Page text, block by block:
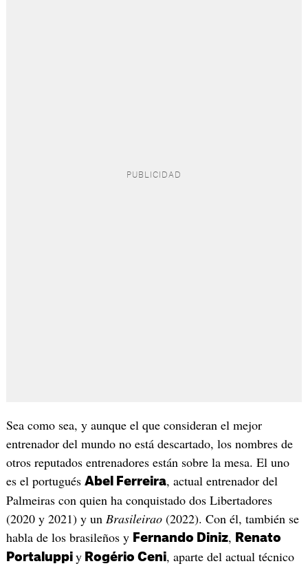
Sea como sea, y aunque el que consideran el mejor
entrenador del mundo no está descartado, los nombres de
otros reputados entrenadores están sobre la mesa. El uno
es el portugués Abel Ferreira, actual entrenador del
Palmeiras con quien ha conquistado dos Libertadores
(2020 y 2021) y un Brasileirao(2022). Con él, también se
habla de los brasileños y Fernando Diniz, Renato
Portaluppi yRogério Ceni, aparte del actual técnico